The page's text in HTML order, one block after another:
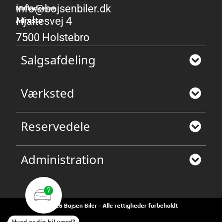
Mailadresse
info@bojsenbiler.dk
Adresse
Hjaltesvej 4
7500 Holstebro
Salgsafdeling
Værksted
Reservedele
Administration
©2026 Bojsen Biler - Alle rettigheder forbeholdt